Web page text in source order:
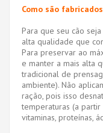
Como são
Para que seu cão
alta qualidade que
Para preservar ao
e manter a mais alta
tradicional de
ambiente). Não
ração, pois isso
temperaturas (a
vitaminas, proteínas,